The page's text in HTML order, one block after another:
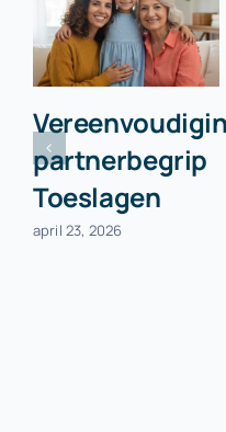
partnerbegrip
Toeslagen
april 23, 2026